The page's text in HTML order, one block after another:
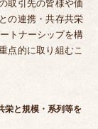
取引先の皆様や価
の連携・共存共栄
トナーシップを構
点的に取り組むこ
栄と規模・系列等を